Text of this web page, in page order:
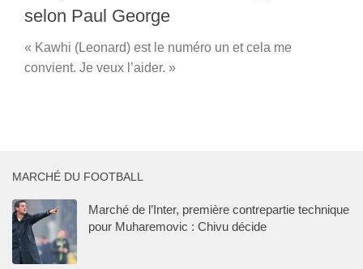
selon Paul George
« Kawhi (Leonard) est le numéro un et cela me
convient. Je veux l’aider. »
MARCHÉ DU FOOTBALL
Marché de l’Inter, première contrepartie technique
pour Muharemovic : Chivu décide